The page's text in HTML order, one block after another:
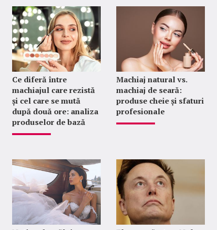
Ce diferă între
machiajul care rezistă
și cel care se mută
după două ore: analiza
produselor de bază
Machiaj natural vs.
machiaj de seară:
produse cheie și sfaturi
profesionale